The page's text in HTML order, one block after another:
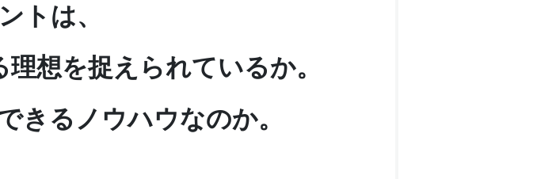
トは、
想を捉えられているか。
きるノウハウなのか。